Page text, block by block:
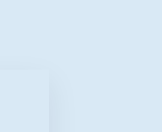
свою